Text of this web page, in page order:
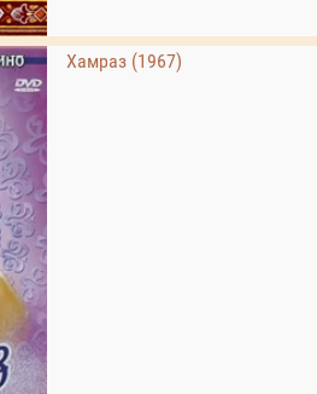
Хамраз (1967)